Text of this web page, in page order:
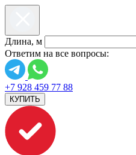
Длина, м
Ответим на все вопросы:
+7 928 459 77 88
КУПИТЬ